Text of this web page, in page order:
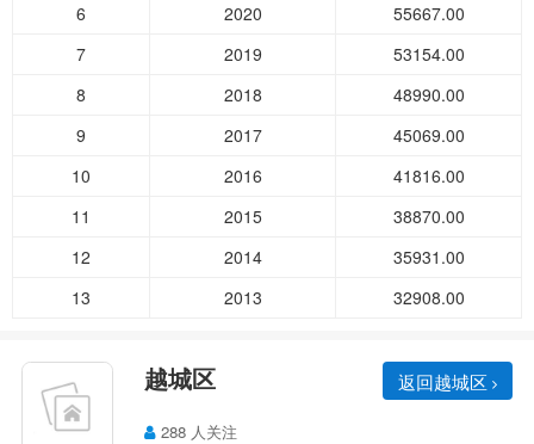
6
2020
55667.00
7
2019
53154.00
8
2018
48990.00
9
2017
45069.00
10
2016
41816.00
11
2015
38870.00
12
2014
35931.00
13
2013 32908.00
越城区 返回越城区
288 人关注